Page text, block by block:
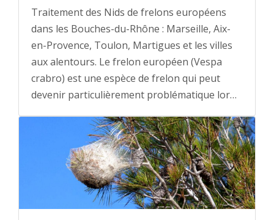
Traitement des Nids de frelons européens
dans les Bouches-du-Rhône : Marseille, Aix-
en-Provence, Toulon, Martigues et les villes
aux alentours. Le frelon européen (Vespa
crabro) est une espèce de frelon qui peut
devenir particulièrement problématique lor…